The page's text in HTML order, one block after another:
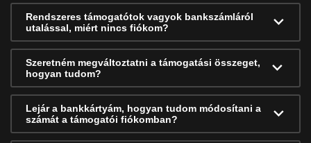
Rendszeres támogatótok vagyok bankszámláról
utalással, miért nincs fiókom?
Szeretném megváltoztatni a támogatási összeget,
hogyan tudom?
Lejár a bankkártyám, hogyan tudom módosítani a
számát a támogatói fiókomban?